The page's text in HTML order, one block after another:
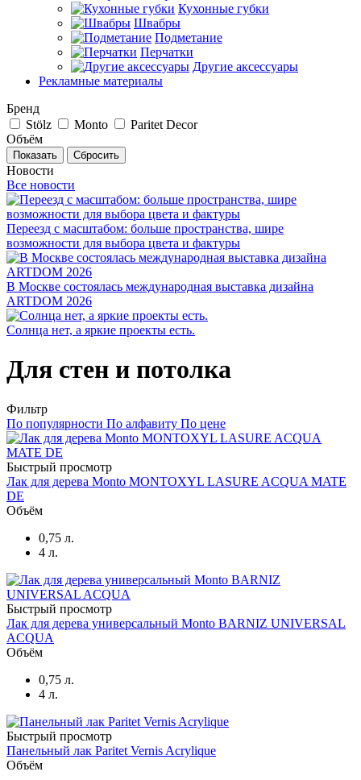
Кухонные губки
Швабры
Подметание
Перчатки
Другие аксессуары
Рекламные материалы
Бренд
Stölz
Monto
Paritet Decor
Объём
Сбросить
Новости
Все новости
Переезд с масштабом: больше пространства, шире
возможности для выбора цвета и фактуры
В Москве состоялась международная выставка дизайна
ARTDOM 2026
Солнца нет, а яркие проекты есть.
Для стен и потолка
Фильтр
По популярности По алфавиту По цене
Быстрый просмотр
Лак для дерева Monto MONTOXYL LASURE ACQUA MATE
DE
Объём
0,75 л.
4 л.
Быстрый просмотр
Лак для дерева универсальный Monto BARNIZ UNIVERSAL
ACQUA
Объём
0,75 л.
4 л.
Быстрый просмотр
Панельный лак Paritet Vernis Acrylique
Объём